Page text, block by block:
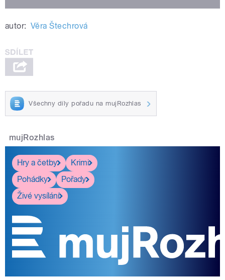
autor: Věra Štechrová
Všechny díly pořadu na mujRozhlas
mujRozhlas
Hry a četby
Krimi
Pohádky
Pořady
Živé vysílání